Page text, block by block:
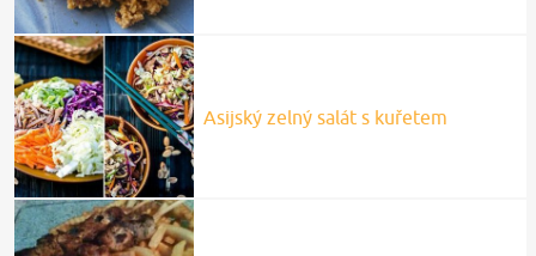
Asijský zelný salát s kuřetem